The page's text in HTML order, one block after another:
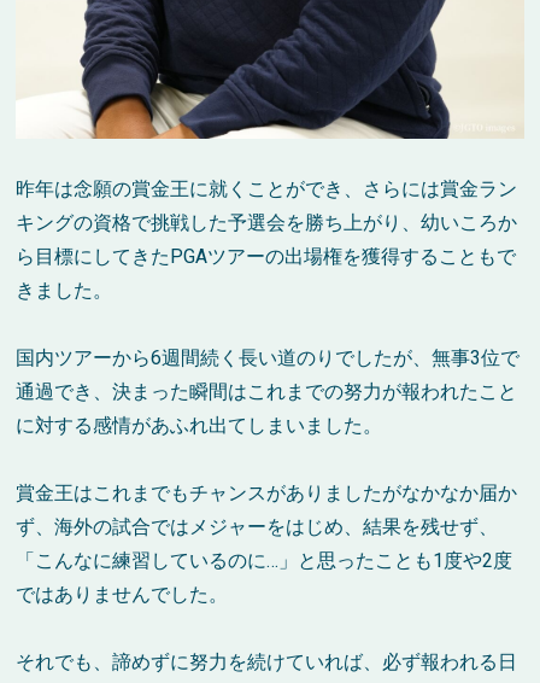
昨年は念願の賞金王に就くことができ、さらには賞金ラン
キングの資格で挑戦した予選会を勝ち上がり、幼いころか
ら目標にしてきたPGAツアーの出場権を獲得することもで
きました。
国内ツアーから6週間続く長い道のりでしたが、無事3位で
通過でき、決まった瞬間はこれまでの努力が報われたこと
に対する感情があふれ出てしまいました。
賞金王はこれまでもチャンスがありましたがなかなか届か
ず、海外の試合ではメジャーをはじめ、結果を残せず、
「こんなに練習しているのに… 」と思ったことも1度や2度
ではありませんでした。
それでも、諦めずに努力を続けていれば、必ず報われる日